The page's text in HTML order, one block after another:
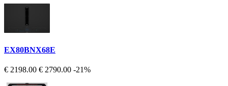
EX80BNX68E
€ 2198.00 € 2790.00 -21%